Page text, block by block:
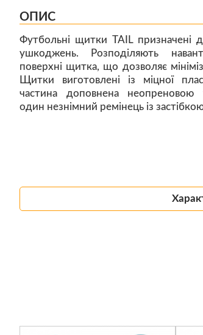
ОПИС
Футбольні щитки TAIL призначені
ушкоджень. Розподіляють
поверхні щитка, що дозволяє
Щитки виготовлені із міцної
частина доповнена
один незнімний ремінець із